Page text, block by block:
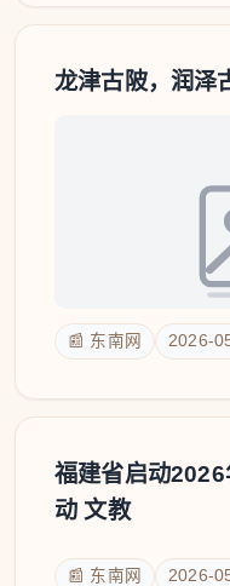
龙津古陂，润泽
📰 东南网 2026-
福建省启动
动 文教
📰 东南网 2026-